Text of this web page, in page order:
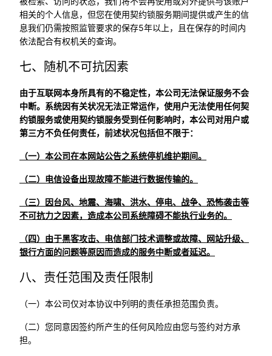
相关的个人信息，但您在使用契约锁服务期间提供或产生的信
息我们仍需按照监管要求的保存5年以上，且在保存的时间内
依法配合有权机关的查询。
七、随机不可抗因素
由于互联网本身所具有的不稳定性，本公司无法保证服务不会
中断。系统因有关状况无法正常运作，使用户无法使用任何契
约锁服务或使用契约锁服务受到任何影响时，本公司对用户或
第三方不负任何责任，前述状况包括但不限于：
（一）本公司在本网站公告之系统停机维护期间。
（二）电信设备出现故障不能进行数据传输的。
（三）因台风、地震、海啸、洪水、停电、战争、恐怖袭击等
不可抗力之因素，造成本公司系统障碍不能执行业务的。
（四）由于黑客攻击、电信部门技术调整或故障、网站升级、
银行方面的问题等原因而造成的服务中断或者延迟。
八、责任范围及责任限制
（一）本公司仅对本协议中列明的责任承担范围负责。
（二）您同意因签约所产生的任何风险应由您与签约对方承
担。